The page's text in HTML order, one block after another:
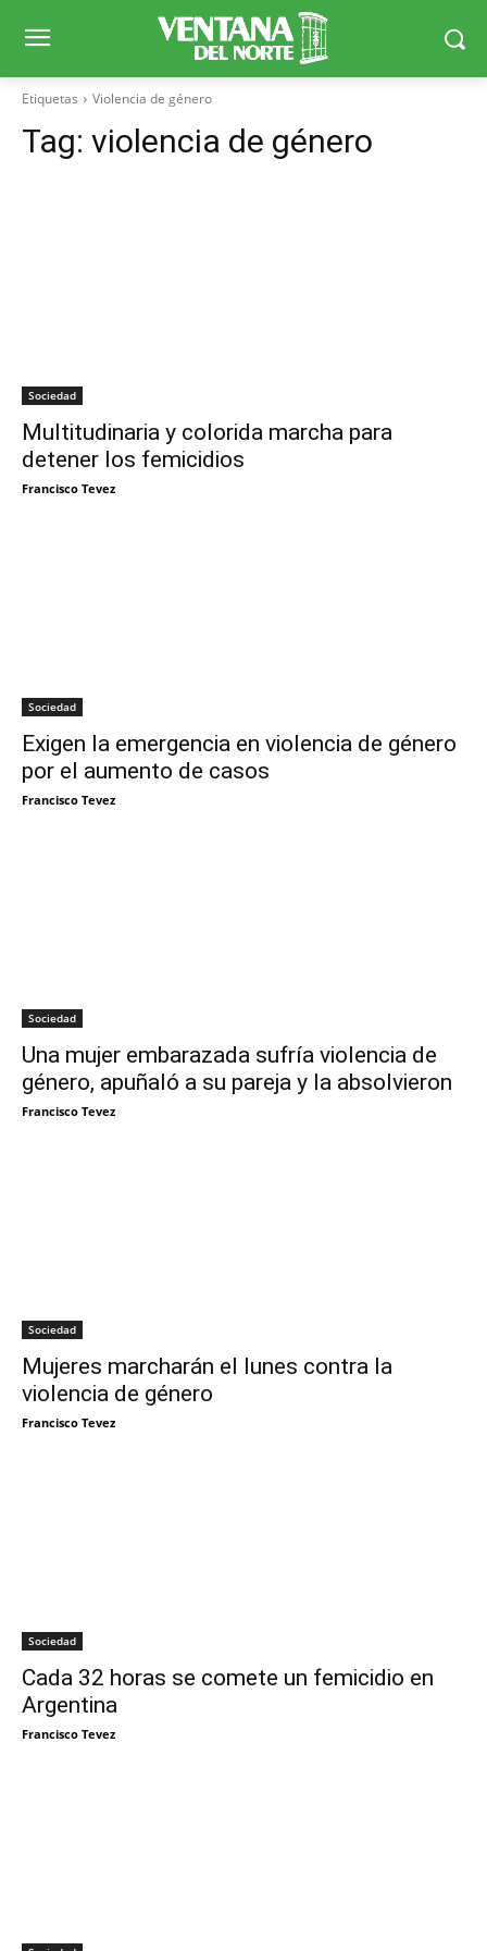
Etiquetas Violencia de género
Tag: violencia de género
Sociedad
Multitudinaria y colorida marcha para
detener los femicidios
Francisco Tevez
Sociedad
Exigen la emergencia en violencia de género
por el aumento de casos
Francisco Tevez
Sociedad
Una mujer embarazada sufría violencia de
género, apuñaló a su pareja y la absolvieron
Francisco Tevez
Sociedad
Mujeres marcharán el lunes contra la
violencia de género
Francisco Tevez
Sociedad
Cada 32 horas se comete un femicidio en
Argentina
Francisco Tevez